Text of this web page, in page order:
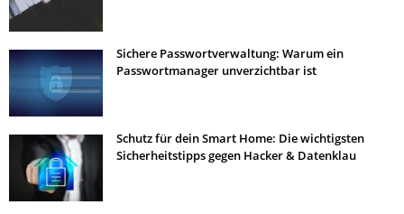
Sichere Passwortverwaltung: Warum ein
Passwortmanager unverzichtbar ist
Schutz für dein Smart Home: Die wichtigsten
Sicherheitstipps gegen Hacker & Datenklau